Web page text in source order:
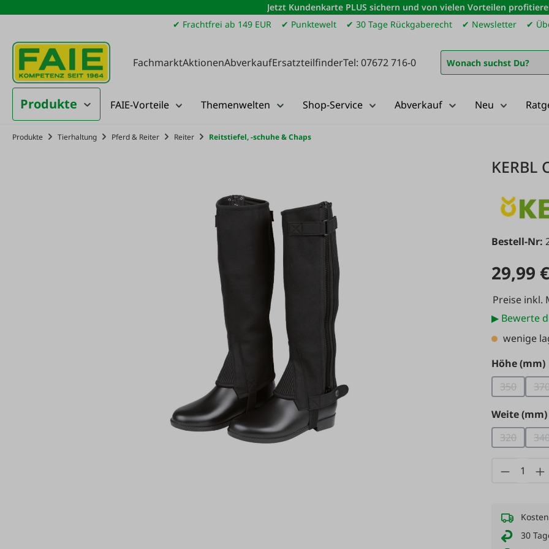
Hauptinhalt springen
Zur Suche springen
Zur Hauptnavigation springen
Jetzt Kundenkarte PLUS sichern und von vielen Vorteilen
✔ Frachtfrei ab 149 EUR
✔ Punktewelt ✔ 30 Tage Rückgaberecht ✔ Newsletter ✔
FachmarktAktionenAbverkaufErsatzteilfinderTel: 07672 716-0
Produkte FAIE-Vorteile Themenwelten Shop-Service Abverkauf Neu
Produkte Tierhaltung Pferd & Reiter Reiter Reitstiefel, -schuhe & Chaps
KERBL
Bestell-Nr:
29,99 €
Preise inkl.
▶ Bewerte
wenige
Höhe (mm)
350(Diese
Weite (mm)
320(Diese
30